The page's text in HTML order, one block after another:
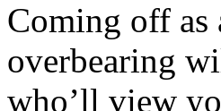
Coming off as
overbearing
who’ll view